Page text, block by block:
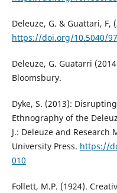
Deleuze, G. & Guattari,
https://doi.org/10.5040/
Deleuze, G. Guatarri
Bloomsbury.
Dyke, S. (2013):
Ethnography of the
J.: Deleuze and
University Press. https://
010
Follett, M.P. (1924).